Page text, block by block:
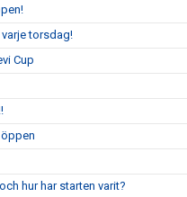
torsdag!
Cup
hur har starten varit?